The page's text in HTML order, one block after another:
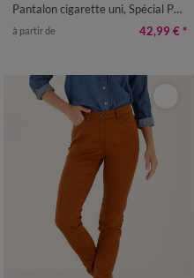
Pantalon cigarette uni, Spécial Petites
à partir de 42,99 € *